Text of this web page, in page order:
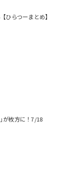
ひらつーまとめ】
が枚方に！7/18